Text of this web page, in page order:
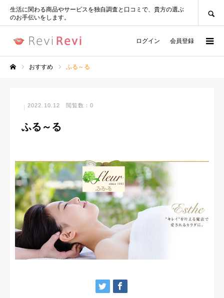
生活に関わる商品やサービスを独自調査と口コミで、貴方の選ぶ
のお手伝いをします。
ログイン 会員登録
おすすめ ふる～る
2022.10.12 閲覧数：0
ふる～る